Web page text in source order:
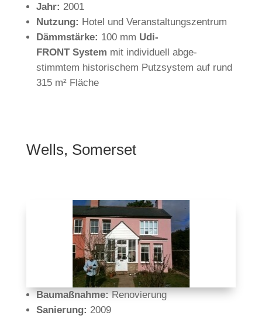
Jahr: 2001
Nut­zung: Hotel und Veranstaltungszentrum
Dämm­stärke: 100 mm Udi­
FRONT System mit indi­vi­duell abge­
stimmtem his­to­ri­schem Putz­system auf rund
315 m² Fläche
Wells, Somerset
Bau­maß­nahme: Reno­vie­rung
Sanie­rung: 2009